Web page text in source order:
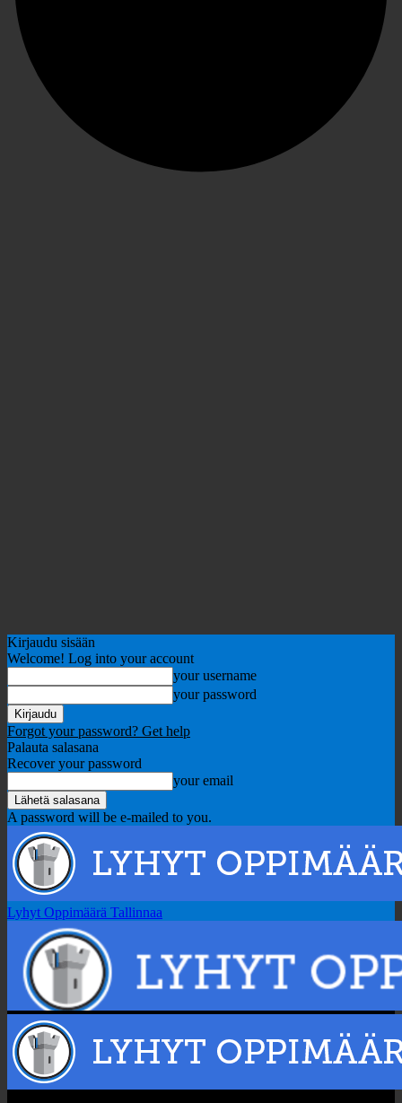
Kirjaudu sisään
Welcome! Log into your account
your username
your password
Forgot your password? Get help
Palauta salasana
Recover your password
your email
A password will be e-mailed to you.
Lyhyt Oppimäärä Tallinnaa